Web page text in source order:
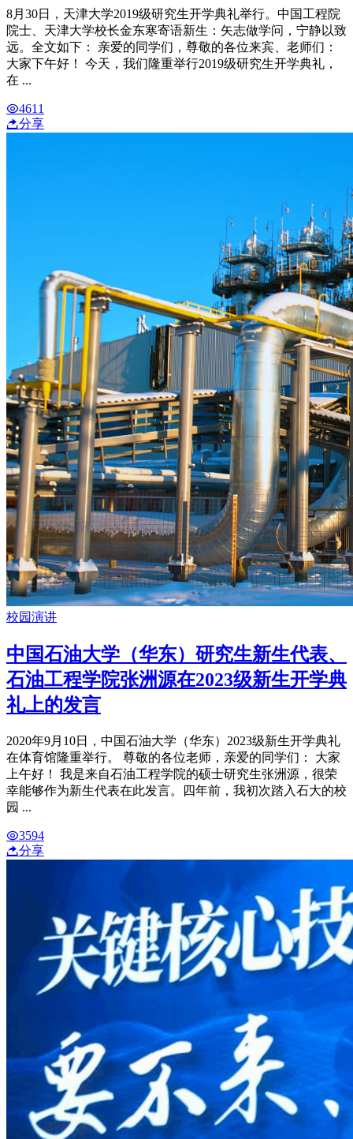
8月30日，天津大学2019级研究生开学典礼举行。中国工程院
院士、天津大学校长金东寒寄语新生：矢志做学问，宁静以致
远。全文如下： 亲爱的同学们，尊敬的各位来宾、老师们：
大家下午好！ 今天，我们隆重举行2019级研究生开学典礼，
在 ...
4611
分享
校园演讲
中国石油大学（华东）研究生新生代表、
石油工程学院张洲源在2023级新生开学典
礼上的发言
2020年9月10日，中国石油大学（华东）2023级新生开学典礼
在体育馆隆重举行。 尊敬的各位老师，亲爱的同学们： 大家
上午好！ 我是来自石油工程学院的硕士研究生张洲源，很荣
幸能够作为新生代表在此发言。四年前，我初次踏入石大的校
园 ...
3594
分享